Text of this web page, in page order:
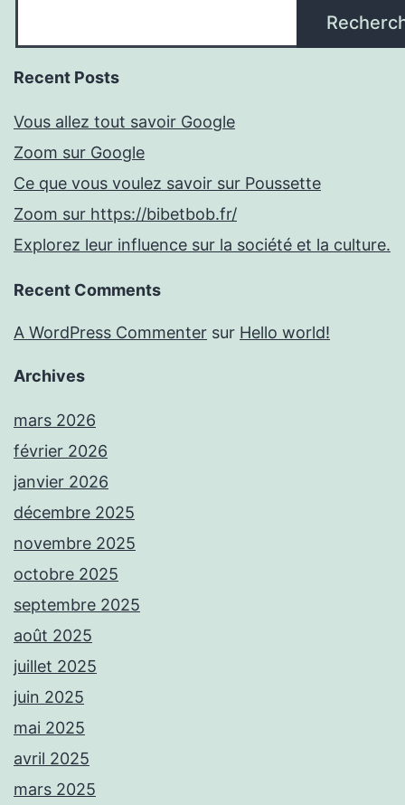
Recent Posts
Vous allez tout savoir Google
Zoom sur Google
Ce que vous voulez savoir sur Poussette
Zoom sur https://bibetbob.fr/
Explorez leur influence sur la société et la culture.
Recent Comments
A WordPress Commenter sur Hello world!
Archives
mars 2026
février 2026
janvier 2026
décembre 2025
novembre 2025
octobre 2025
septembre 2025
août 2025
juillet 2025
juin 2025
mai 2025
avril 2025
mars 2025